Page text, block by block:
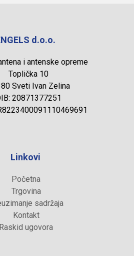
d.o.o.
i antenske opreme
Toplička 10
Sveti Ivan Zelina
20871377251
Linkovi
Početna
Trgovina
sadržaja
Kontakt
Raskid ugovora